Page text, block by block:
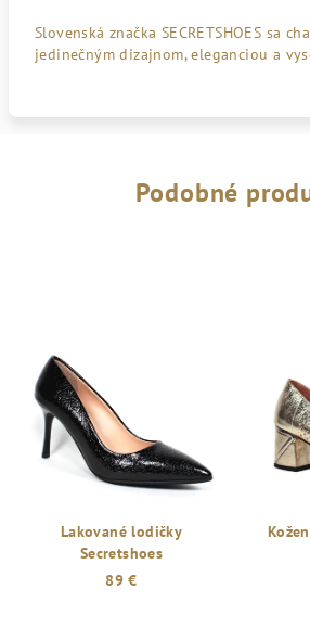
Slovenská značka SECRETSHOES sa
jedinečným dizajnom, eleganciou a
Podobné
Lakované lodičky
Secretshoes
89 €